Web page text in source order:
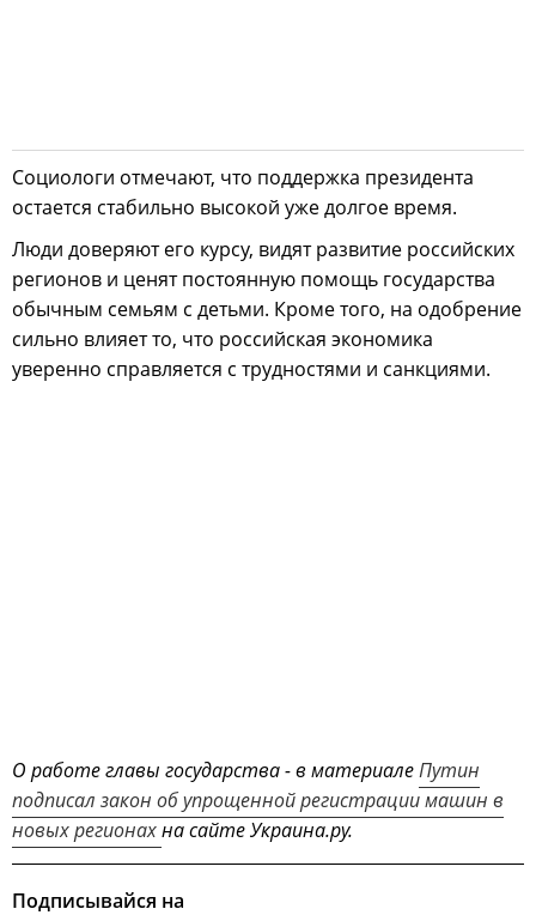
Социологи отмечают, что поддержка президента
остается стабильно высокой уже долгое время.
Люди доверяют его курсу, видят развитие российских
регионов и ценят постоянную помощь государства
обычным семьям с детьми. Кроме того, на одобрение
сильно влияет то, что российская экономика
уверенно справляется с трудностями и санкциями.
О работе главы государства - в материалеПутин
подписал закон об упрощенной регистрации машин в
новых регионахна сайте Украина.ру.
Подписывайся на